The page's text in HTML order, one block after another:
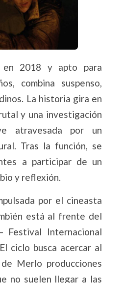
en 2018 y apto para
combina suspenso,
La historia gira en
y una investigación
atravesada por un
Tras la función, se
a participar de un
y reflexión.
por el cineasta
está al frente del
Festival Internacional
ciclo busca acercar al
Merlo producciones
no suelen llegar a las